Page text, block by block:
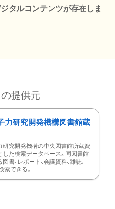
タルコンテンツが存在しま
提供元
力研究開発機構図書館蔵
研究開発機構の中央図書館所蔵資
した検索データベース。同図書館
書、レポート、会議資料、雑誌、
索できる。